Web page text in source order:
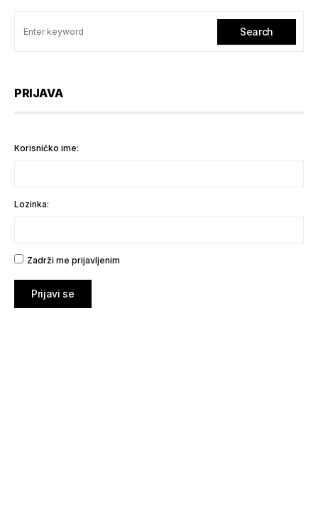
Search
PRIJAVA
Korisničko ime:
Lozinka:
Zadrži me prijavljenim
Prijavi se